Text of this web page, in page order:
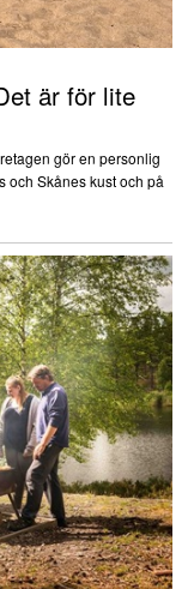
är för lite
gör en personlig
och Skånes kust och på